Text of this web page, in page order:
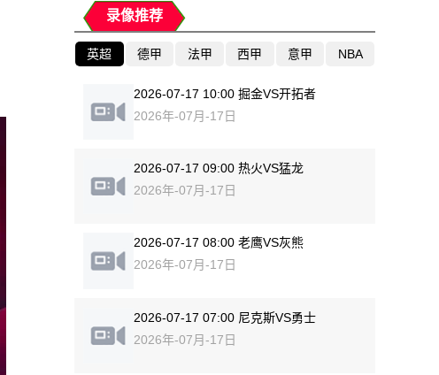
录像推荐
英超 德甲 法甲 西甲 意甲 NBA
2026-07-17 10:00 掘金VS开拓者
2026年-07月-17日
2026-07-17 09:00 热火VS猛龙
2026年-07月-17日
2026-07-17 08:00 老鹰VS灰熊
2026年-07月-17日
2026-07-17 07:00 尼克斯VS勇士
2026年-07月-17日